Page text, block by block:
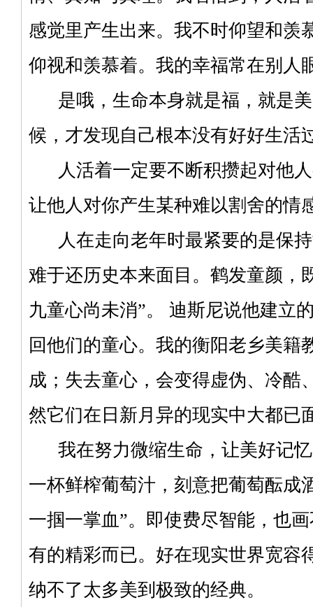
感觉里产生出来。我不时仰望和羡
仰视和羡慕着。我的幸福常在别人
是哦，生命本身就是福，就是美
候，才发现自己根本没有好好生活
人活着一定要不断积攒起对他人
让他人对你产生某种难以割舍的情
人在走向老年时最紧要的是保持
难于还历史本来面目。鹤发童颜，
九童心尚未消”。 迪斯尼说他建立
回他们的童心。我的衡阳老乡美籍
成；失去童心，会变得虚伪、冷酷
然它们在日新月异的现实中大都已
我在努力微缩生命，让美好记忆
一杯鲜榨葡萄汁，刻意把葡萄酝成
一掴一掌血”。即使费尽智能，也
有的精彩而已。好在现实世界宽容
纳不了太多美到极致的经典。